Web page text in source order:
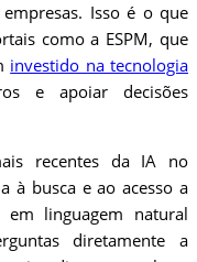
Isso é o que
como a ESPM, que
investido na tecnologia
e apoiar decisões
recentes da IA no
à busca e ao acesso a
em linguagem natural
diretamente a